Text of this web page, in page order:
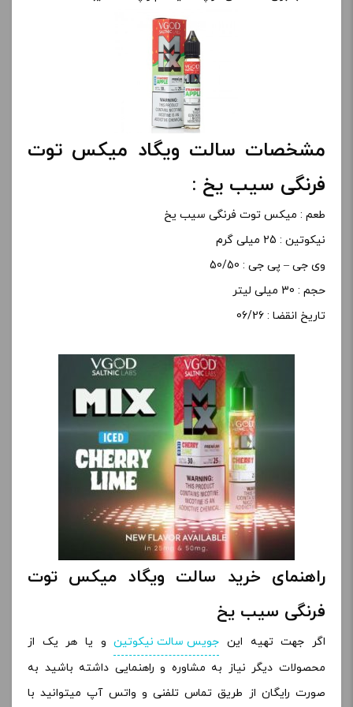
مشخصات سالت ویگاد میکس توت
فرنگی سیب یخ :
طعم : میکس توت فرنگی سیب یخ
نیکوتین : 25 میلی گرم
وی جی – پی جی : 50/50
حجم : 30 میلی لیتر
تاریخ انقضا : 06/26
راهنمای خرید سالت ویگاد میکس توت
فرنگی سیب یخ
اگر جهت تهیه این جویس سالت نیکوتینو یا هر یک از
محصولات دیگر نیاز به مشاوره و راهنمایی داشته باشید به
صورت رایگان از طریق تماس تلفنی و واتس آپ میتوانید با